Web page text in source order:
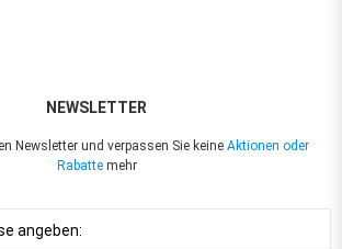
NEWSLETTER
Newsletter und verpassen Sie keine Aktionen oder
Rabattemehr